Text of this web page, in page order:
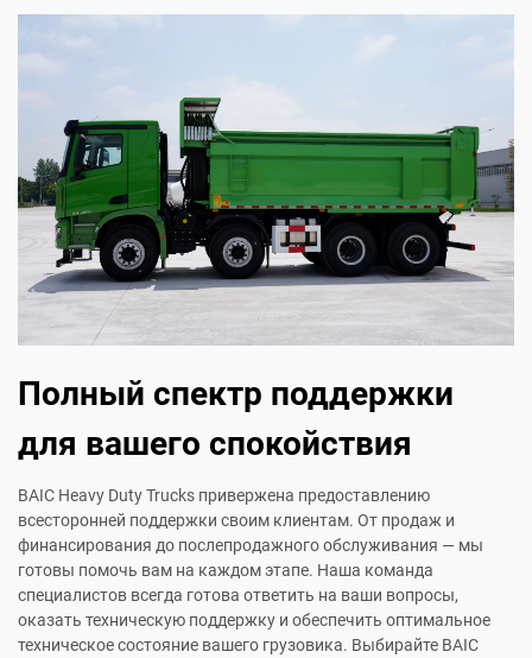
Полный спектр поддержки
для вашего спокойствия
BAIC Heavy Duty Trucks привержена предоставлению
всесторонней поддержки своим клиентам. От продаж и
финансирования до послепродажного обслуживания — мы
готовы помочь вам на каждом этапе. Наша команда
специалистов всегда готова ответить на ваши вопросы,
оказать техническую поддержку и обеспечить оптимальное
техническое состояние вашего грузовика. Выбирайте BAIC